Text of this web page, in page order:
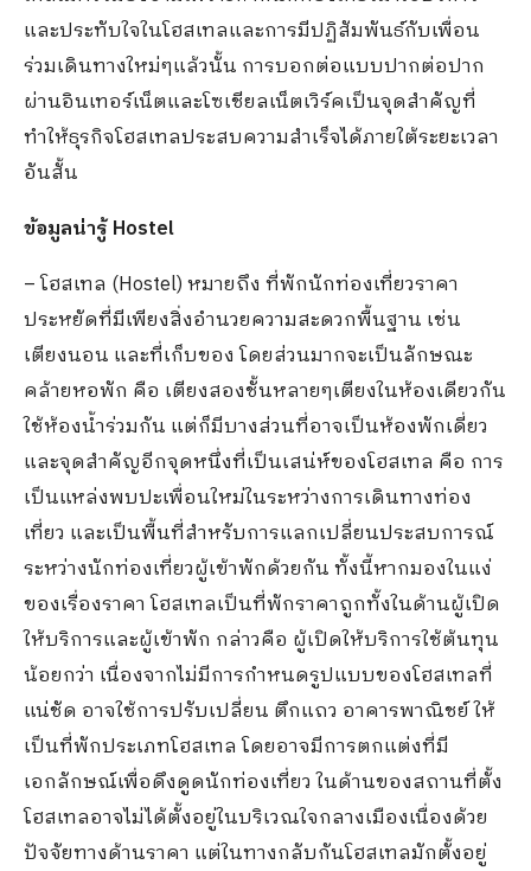
และประทับใจในโฮสเทลและการมีปฏิสัมพันธ์กับเพื่อน
ร่วมเดินทางใหม่ๆแล้วนั้น การบอกต่อแบบปากต่อปาก
ผ่านอินเทอร์เน็ตและโซเชียลเน็ตเวิร์คเป็นจุดสำคัญที่
ทำให้ธุรกิจโฮสเทลประสบความสำเร็จได้ภายใต้ระยะเวลา
อันสั้น
ข้อมูลน่ารู้ Hostel
– โฮสเทล (Hostel) หมายถึง ที่พักนักท่องเที่ยวราคา
ประหยัดที่มีเพียงสิ่งอำนวยความสะดวกพื้นฐาน เช่น
เตียงนอน และที่เก็บของ โดยส่วนมากจะเป็นลักษณะ
คล้ายหอพัก คือ เตียงสองชั้นหลายๆเตียงในห้องเดียวกัน
ใช้ห้องน้ำร่วมกัน แต่ก็มีบางส่วนที่อาจเป็นห้องพักเดี่ยว
และจุดสำคัญอีกจุดหนึ่งที่เป็นเสน่ห์ของโฮสเทล คือ การ
เป็นแหล่งพบปะเพื่อนใหม่ในระหว่างการเดินทางท่อง
เที่ยว และเป็นพื้นที่สำหรับการแลกเปลี่ยนประสบการณ์
ระหว่างนักท่องเที่ยวผู้เข้าพักด้วยกัน ทั้งนี้หากมองในแง่
ของเรื่องราคา โฮสเทลเป็นที่พักราคาถูกทั้งในด้านผู้เปิด
ให้บริการและผู้เข้าพัก กล่าวคือ ผู้เปิดให้บริการใช้ต้นทุน
น้อยกว่า เนื่องจากไม่มีการกำหนดรูปแบบของโฮสเทลที่
แน่ชัด อาจใช้การปรับเปลี่ยน ตึกแถว อาคารพาณิชย์ ให้
เป็นที่พักประเภทโฮสเทล โดยอาจมีการตกแต่งที่มี
เอกลักษณ์เพื่อดึงดูดนักท่องเที่ยว ในด้านของสถานที่ตั้ง
โฮสเทลอาจไม่ได้ตั้งอยู่ในบริเวณใจกลางเมืองเนื่องด้วย
ปัจจัยทางด้านราคา แต่ในทางกลับกันโฮสเทลมักตั้งอยู่